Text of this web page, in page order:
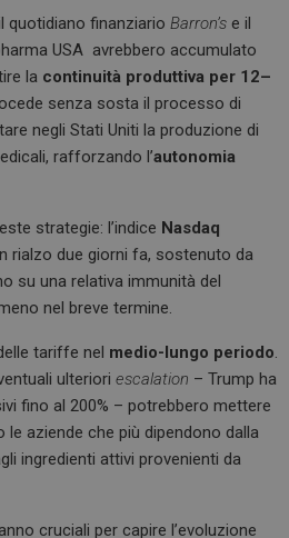
quotidiano finanziario Barron’s e il
USA avrebbero accumulato
la continuità produttiva per 12–
senza sosta il processo di
negli Stati Uniti la produzione di
rafforzando l’autonomia
strategie: l’indice Nasdaq
rialzo due giorni fa, sostenuto da
su una relativa immunità del
nel breve termine.
tariffe nel medio-lungo periodo.
ulterioriescalation – Trump ha
fino al 200% – potrebbero mettere
aziende che più dipendono dalla
ingredienti attivi provenienti da
cruciali per capire l’evoluzione